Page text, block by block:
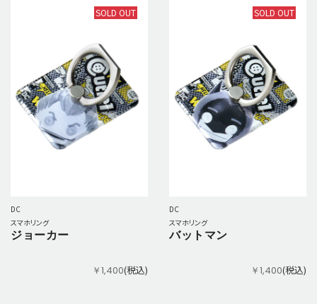
SOLD OUT
DC
スマホリング
ジョーカー
￥1,400(税込)
SOLD OUT
DC
スマホリング
バットマン
￥1,400(税込)